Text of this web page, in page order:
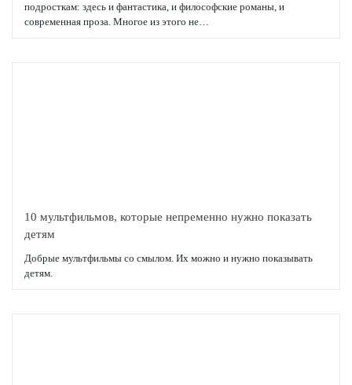
подросткам: здесь и фантастика, и философские романы, и
современная проза. Многое из этого не…
10 мультфильмов, которые непременно нужно показать
детям
Добрые мультфильмы со смылом. Их можно и нужно показывать
детям.